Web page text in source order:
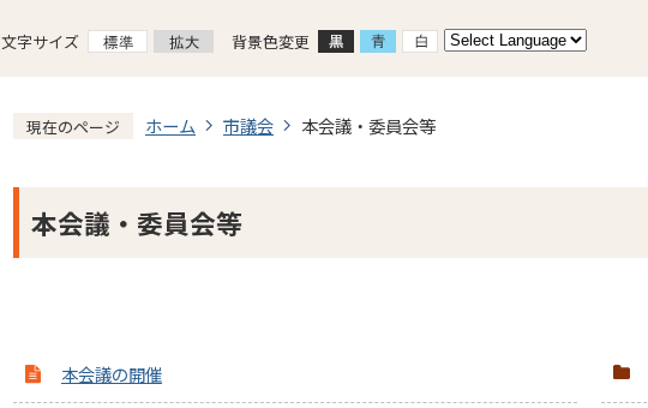
文字サイズ 背景色変更
現在のページ ホーム 市議会 本会議・委員会等
本会議・委員会等
本会議の開催